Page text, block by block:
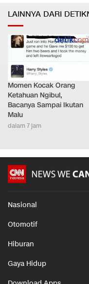
LAINNYA DARI
Momen Kocak Orang
Ketahuan Ngibul,
Bacanya Sampai Ikutan
Malu
dalam 7 jam
Nasional
Otomotif
Hiburan
Gaya Hidup